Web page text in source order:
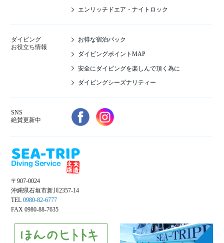
エンリッチドエア・ナイトロック
ダイビング
お役立ち情報
お得な宿泊パック
ダイビングポイントMAP
安全にダイビングを楽しんで頂く為に
ダイビングシーズナリティー
SNS
絶賛更新中
〒907-0024
沖縄県石垣市新川2357-14
TEL 0980-82-6777
FAX 0980-88-7635